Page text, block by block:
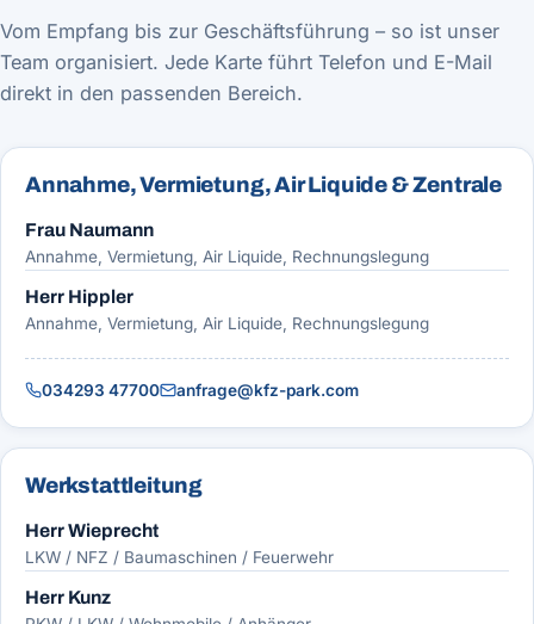
Vom Empfang bis zur Geschäftsführung – so ist unser
Team organisiert. Jede Karte führt Telefon und E-Mail
direkt in den passenden Bereich.
Annahme, Vermietung, Air Liquide & Zentrale
Frau Naumann
Annahme, Vermietung, Air Liquide, Rechnungslegung
Herr Hippler
Annahme, Vermietung, Air Liquide, Rechnungslegung
034293 47700 anfrage@kfz-park.com
Werkstattleitung
Herr Wieprecht
LKW / NFZ / Baumaschinen / Feuerwehr
Herr Kunz